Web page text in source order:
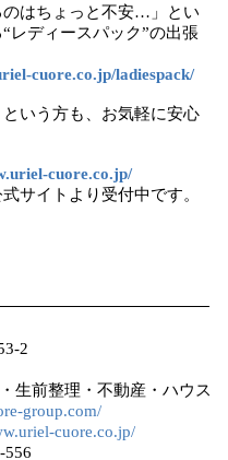
のはちょっと不安…」とい
レディースパック”の出張
cuore.co.jp/ladiespack/
いう方も、お気軽に安心
cuore.co.jp/
サイトより受付中です。
2
生前整理・不動産・ハウス
group.com/
cuore.co.jp/
556